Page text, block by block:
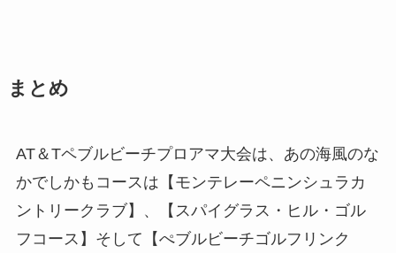
まとめ
AT＆Tペブルビーチプロアマ大会は、あの海風のな
かでしかもコースは【モンテレーペニンシュラカ
ントリークラブ】、【スパイグラス・ヒル・ゴル
フコース】そして【ぺブルビーチゴルフリンク